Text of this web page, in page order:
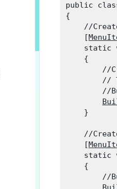
public
{
//
    [
static
    {
//
//
//
    }
//
    [
static
    {
//